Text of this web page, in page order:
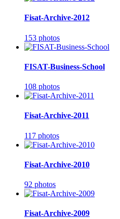
Fisat-Archive-2012
153 photos
FISAT-Business-School
108 photos
Fisat-Archive-2011
117 photos
Fisat-Archive-2010
92 photos
Fisat-Archive-2009